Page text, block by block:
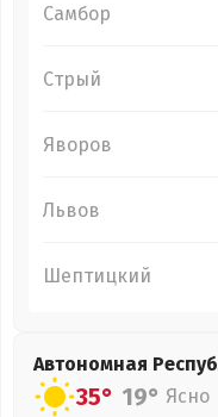
Самбор
Стрый
Яворов
Львов
Шептицкий
Автономная
35° 19° Ясно